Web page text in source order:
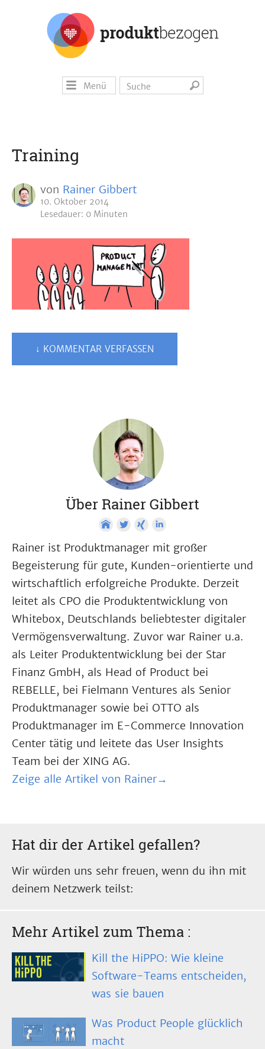
Menü
Training
von Rainer Gibbert
10. Oktober 2014
Lesedauer: 0 Minuten
↓ KOMMENTAR VERFASSEN
Über Rainer Gibbert
Rainer ist Produktmanager mit großer
Begeisterung für gute, Kunden-orientierte und
wirtschaftlich erfolgreiche Produkte. Derzeit
leitet als CPO die Produktentwicklung von
Whitebox, Deutschlands beliebtester digitaler
Vermögensverwaltung. Zuvor war Rainer u.a.
als Leiter Produktentwicklung bei der Star
Finanz GmbH, als Head of Product bei
REBELLE, bei Fielmann Ventures als Senior
Produktmanager sowie bei OTTO als
Produktmanager im E-Commerce Innovation
Center tätig und leitete das User Insights
Team bei der XING AG.
Zeige alle Artikel von Rainer→
Hat dir der Artikel gefallen?
Wir würden uns sehr freuen, wenn du ihn mit
deinem Netzwerk teilst:
Mehr Artikel zum Thema :
Kill the HiPPO: Wie kleine
Software-Teams entscheiden,
was sie bauen
Was Product People glücklich
macht